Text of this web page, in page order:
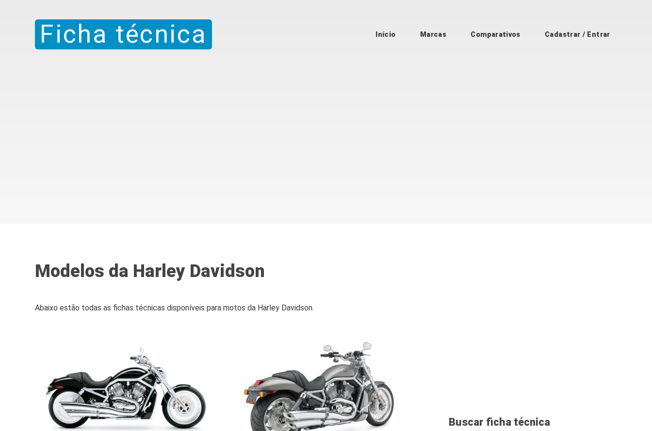
Ficha técnica Início Marcas Comparativos Cadastrar / Entrar
Modelos da Harley Davidson
Abaixo estão todas as fichas técnicas disponíveis para motos da Harley Davidson.
Buscar ficha técnica